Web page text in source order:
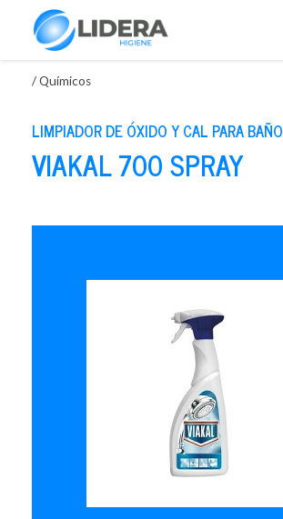
/Químicos
LIMPIADOR DE ÓXIDO Y CAL PARA BAÑO
VIAKAL 700 SPRAY